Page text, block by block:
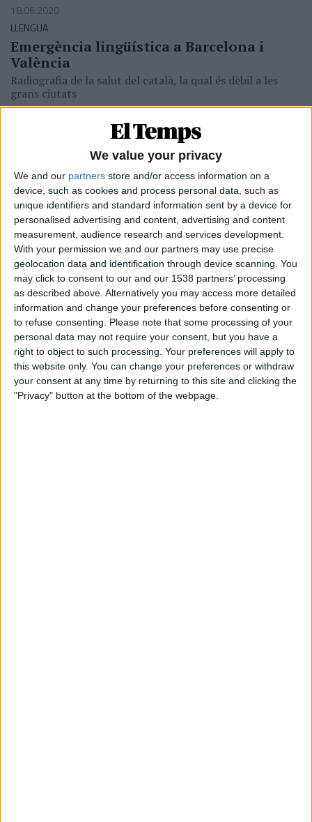
We value your privacy
We and our partners store and/or access information on a
device, such as cookies and process personal data, such as
unique identifiers and standard information sent by a device for
personalised advertising and content, advertising and content
measurement, audience research and services development.
With your permission we and our partners may use precise
geolocation data and identification through device scanning. You
may click to consent to our and our 1538 partners’ processing
as described above. Alternatively you may access more detailed
information and change your preferences before consenting or
to refuse consenting.
Please note that some processing of your
personal data may not require your consent, but you have a
right to object to such processing. Your preferences will apply to
this website only. You can change your preferences or withdraw
your consent at any time by returning to this site and clicking the
"Privacy" button at the bottom of the webpage.
18.06.2020
LLENGUA
Emergència lingüística a Barcelona i
València
Radiografia de la salut del català, la qual és dèbil a les
grans ciutats
PerMoisés Pérez
04.12.2019
DRETS
Valencians de segona
La desigualtat lingüística dels catalanoparlants al País
Valencià